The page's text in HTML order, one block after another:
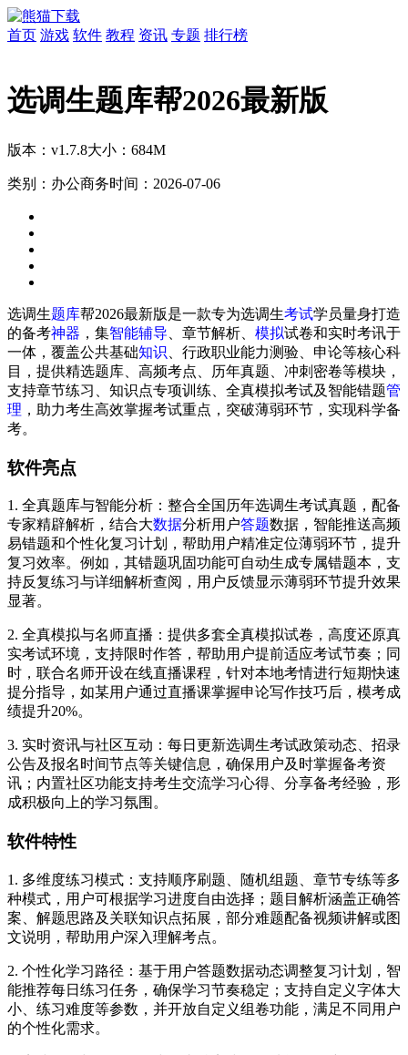
首页 游戏 软件 教程 资讯 专题 排行榜
选调生题库帮2026最新版
版本：v1.7.8大小：684M
类别：办公商务时间：2026-07-06
选调生题库帮2026最新版是一款专为选调生考试学员量身打造
的备考神器 ，集智能辅导、章节解析、 模拟试卷和实时考讯于
一体，覆盖公共基础知识、行政职业能力测验、申论等核心科
目，提供精选题库、高频考点、历年真题、冲刺密卷等模块，
支持章节练习、知识点专项训练、全真模拟考试及智能错题管
理 ，助力考生高效掌握考试重点，突破薄弱环节，实现科学备
考。
软件亮点
1. 全真题库与智能分析：整合全国历年选调生考试真题，配备
专家精辟解析，结合大数据分析用户答题数据，智能推送高频
易错题和个性化复习计划，帮助用户精准定位薄弱环节，提升
复习效率。例如，其错题巩固功能可自动生成专属错题本，支
持反复练习与详细解析查阅，用户反馈显示薄弱环节提升效果
显著。
2. 全真模拟与名师直播：提供多套全真模拟试卷，高度还原真
实考试环境，支持限时作答，帮助用户提前适应考试节奏；同
时，联合名师开设在线直播课程，针对本地考情进行短期快速
提分指导，如某用户通过直播课掌握申论写作技巧后，模考成
绩提升20%。
3. 实时资讯与社区互动：每日更新选调生考试政策动态、招录
公告及报名时间节点等关键信息，确保用户及时掌握备考资
讯；内置社区功能支持考生交流学习心得、分享备考经验，形
成积极向上的学习氛围。
软件特性
1. 多维度练习模式：支持顺序刷题、随机组题、章节专练等多
种模式，用户可根据学习进度自由选择；题目解析涵盖正确答
案、解题思路及关联知识点拓展，部分难题配备视频讲解或图
文说明，帮助用户深入理解考点。
2. 个性化学习路径：基于用户答题数据动态调整复习计划，智
能推荐每日练习任务，确保学习节奏稳定；支持自定义字体大
小、练习难度等参数，并开放自定义组卷功能，满足不同用户
的个性化需求。